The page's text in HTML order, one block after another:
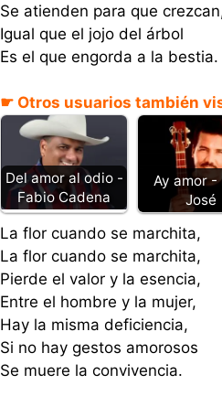
Se atienden para que
Igual que el jojo del árbol
Es el que engorda a la bestia.
☛ Otros usuarios también
Del amor al odio -
Fabio Cadena
Ay amor -
José
La flor cuando se marchita,
La flor cuando se marchita,
Pierde el valor y la esencia,
Entre el hombre y la mujer,
Hay la misma deficiencia,
Si no hay gestos amorosos
Se muere la convivencia.